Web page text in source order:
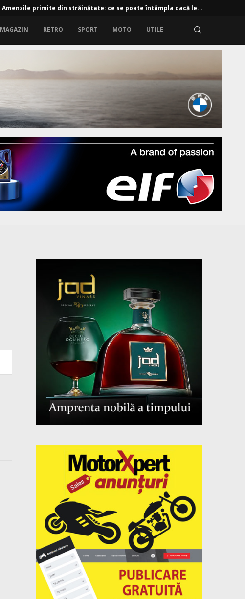
Amenzile primite din străinătate: ce se poate întâmpla dacă le...
MAGAZIN RETRO SPORT MOTO UTILE